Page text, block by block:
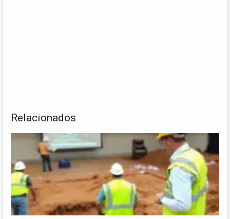
Relacionados